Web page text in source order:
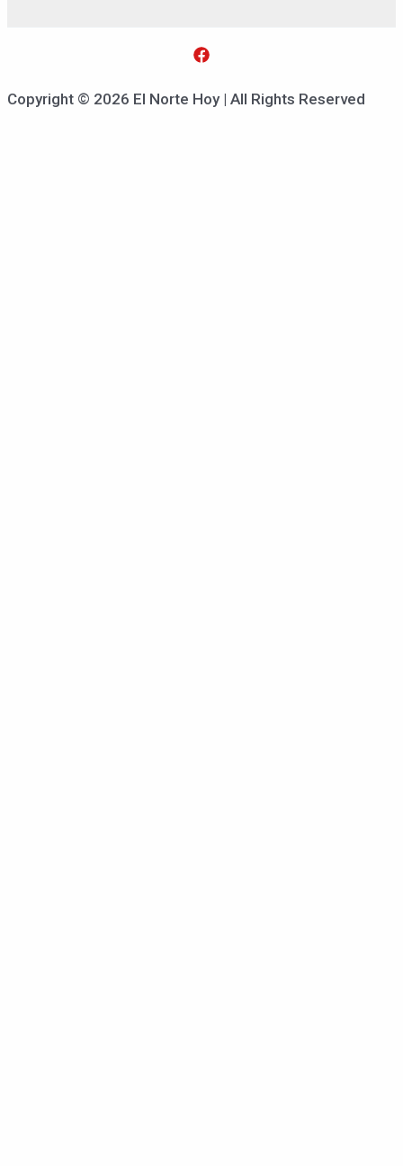
Copyright © 2026 El Norte Hoy | All Rights Reserved